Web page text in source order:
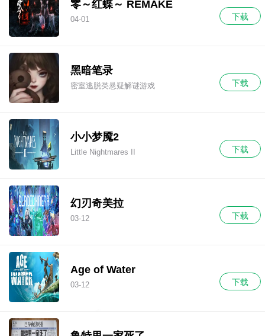
零～红蝶～ REMAKE
04-01 下载
黑暗笔录
密室逃脱类悬疑解谜游戏 下载
小小梦魇2
Little Nightmares II 下载
幻刃奇美拉
03-12 下载
Age of Water
03-12 下载